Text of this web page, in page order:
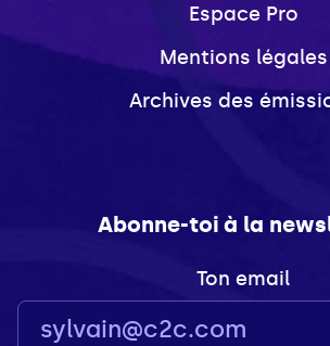
Espace Pro
Mentions légales
Archives des
Abonne-toi à la
Ton email